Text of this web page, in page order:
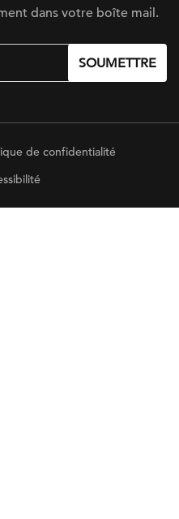
dans votre boîte mail.
SOUMETTRE
de confidentialité